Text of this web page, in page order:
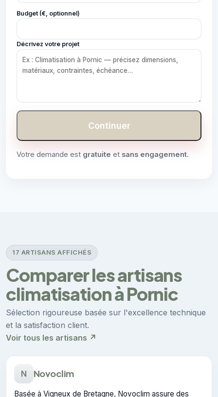
Budget (€, optionnel)
Décrivez votre projet
Continuer
Votre demande est gratuite et sans engagement.
17 ARTISANS AFFICHÉS
Comparer les artisans
climatisation à Pornic
Sélection rigoureuse basée sur l'excellence technique
et la satisfaction client.
Voir tous les artisans ↗
N Novoclim
Basée à Vigneux de Bretagne, Novoclim assure des